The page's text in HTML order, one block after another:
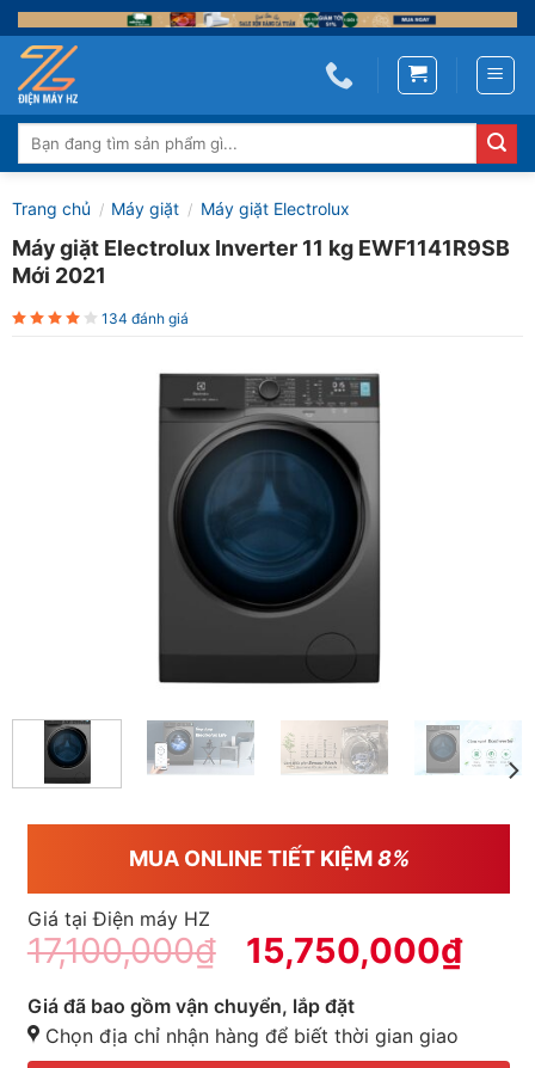
Skip
to
content
Tìm
kiếm:
Trang chủ / Máy giặt / Máy giặt Electrolux
Máy giặt Electrolux Inverter 11 kg EWF1141R9SB
Mới 2021
134 đánh giá
MUA ONLINE TIẾT KIỆM8%
Giá tại Điện máy HZ
17,100,000₫ 15,750,000₫
Giá đã bao gồm vận chuyển, lắp đặt
Chọn địa chỉ nhận hàng để biết thời gian giao